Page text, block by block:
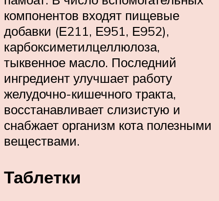
компонентов входят пищевые
добавки (Е211, Е951, Е952),
карбоксиметилцеллюлоза,
тыквенное масло. Последний
ингредиент улучшает работу
желудочно-кишечного тракта,
восстанавливает слизистую и
снабжает организм кота полезными
веществами.
Таблетки